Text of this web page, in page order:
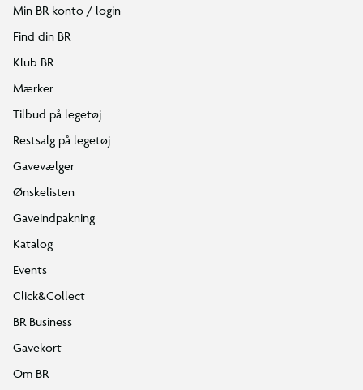
Min BR konto / login
Find din BR
Klub BR
Mærker
Tilbud på legetøj
Restsalg på legetøj
Gavevælger
Ønskelisten
Gaveindpakning
Katalog
Events
Click&Collect
BR Business
Gavekort
Om BR